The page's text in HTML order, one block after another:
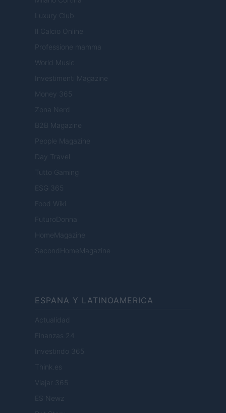
Luxury Club
Il Calcio Online
Professione mamma
World Music
Investimenti Magazine
Money 365
Zona Nerd
B2B Magazine
People Magazine
Day Travel
Tutto Gaming
ESG 365
Food Wiki
FuturoDonna
HomeMagazine
SecondHomeMagazine
ESPANA Y LATINOAMERICA
Actualidad
Finanzas 24
Investindo 365
Think.es
Viajar 365
ES Newz